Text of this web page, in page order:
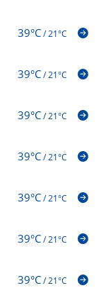
39°C/21°C
39°C/21°C
39°C/21°C
39°C/21°C
39°C/21°C
39°C/21°C
39°C/21°C